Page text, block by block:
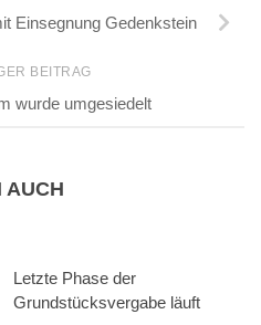
Einsegnung Gedenkstein
BEITRAG
wurde umgesiedelt
AUCH
Letzte Phase der
Grundstücksvergabe läuft